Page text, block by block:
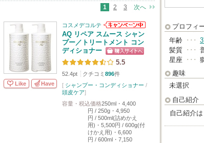
1 2 3 次へ
Like Have
コスメデコルテ
AQ リペア スムース シャン
プー／トリートメント コン
ディショナー
5.5
52.4pt クチコミ 896件
[ シャンプー・コンディショナー /
頭皮ケア]
容量・税込価格250ml・4,400
円 / 250g・4,950
円 / 500ml(詰めかえ
用)・5,500円 / 600g(付
けかえ用)・6,600
円 / 600ml・7,150
プロフィ
年齢 ･･･
髪質 ･･･
星座 ･･･
趣味
未選択
自己紹介
自己紹介